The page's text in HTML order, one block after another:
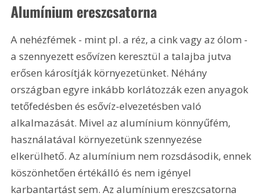
Alumínium ereszcsatorna
A nehézfémek - mint pl. a réz, a cink vagy az ólom -
a szennyezett esővízen keresztül a talajba jutva
erősen károsítják környezetünket. Néhány
országban egyre inkább korlátozzák ezen anyagok
tetőfedésben és esővíz-elvezetésben való
alkalmazását. Mivel az alumínium könnyűfém,
használatával környezetünk szennyezése
elkerülhető. Az alumínium nem rozsdásodik, ennek
köszönhetően értékálló és nem igényel
karbantartást sem. Az alumínium ereszcsatorna